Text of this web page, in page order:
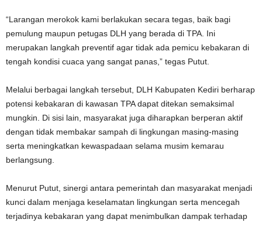
“Larangan merokok kami berlakukan secara tegas, baik bagi
pemulung maupun petugas DLH yang berada di TPA. Ini
merupakan langkah preventif agar tidak ada pemicu kebakaran di
tengah kondisi cuaca yang sangat panas,” tegas Putut.
Melalui berbagai langkah tersebut, DLH Kabupaten Kediri berharap
potensi kebakaran di kawasan TPA dapat ditekan semaksimal
mungkin. Di sisi lain, masyarakat juga diharapkan berperan aktif
dengan tidak membakar sampah di lingkungan masing-masing
serta meningkatkan kewaspadaan selama musim kemarau
berlangsung.
Menurut Putut, sinergi antara pemerintah dan masyarakat menjadi
kunci dalam menjaga keselamatan lingkungan serta mencegah
terjadinya kebakaran yang dapat menimbulkan dampak terhadap